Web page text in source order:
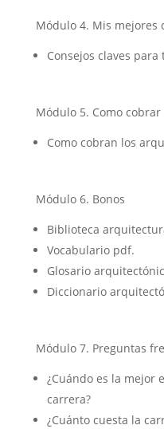
Módulo 4. Mis mejores
Consejos claves
Módulo 5. Como cobrar
Como cobran los
Módulo 6. Bonos
Biblioteca
Vocabulario pdf.
Glosario
Diccionario
Módulo 7. Preguntas
¿Cuándo es la mejor
carrera?
¿Cuánto cuesta la